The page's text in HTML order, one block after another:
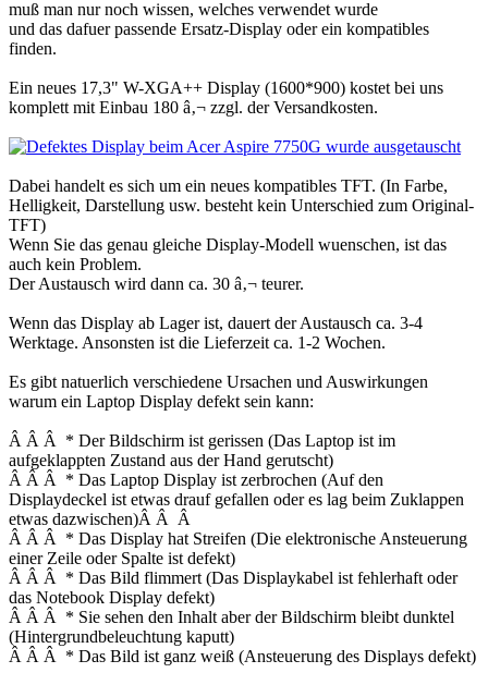
muß man nur noch wissen, welches verwendet wurde
und das dafuer passende Ersatz-Display oder ein kompatibles
finden.
Ein neues 17,3" W-XGA++ Display (1600*900) kostet bei uns
komplett mit Einbau 180 â‚¬ zzgl. der Versandkosten.
Dabei handelt es sich um ein neues kompatibles TFT. (In Farbe,
Helligkeit, Darstellung usw. besteht kein Unterschied zum Original-
TFT)
Wenn Sie das genau gleiche Display-Modell wuenschen, ist das
auch kein Problem.
Der Austausch wird dann ca. 30 â‚¬ teurer.
Wenn das Display ab Lager ist, dauert der Austausch ca. 3-4
Werktage. Ansonsten ist die Lieferzeit ca. 1-2 Wochen.
Es gibt natuerlich verschiedene Ursachen und Auswirkungen
warum ein Laptop Display defekt sein kann:
Â Â Â * Der Bildschirm ist gerissen (Das Laptop ist im
aufgeklappten Zustand aus der Hand gerutscht)
Â Â Â * Das Laptop Display ist zerbrochen (Auf den
Displaydeckel ist etwas drauf gefallen oder es lag beim Zuklappen
etwas dazwischen)Â Â Â
Â Â Â * Das Display hat Streifen (Die elektronische Ansteuerung
einer Zeile oder Spalte ist defekt)
Â Â Â * Das Bild flimmert (Das Displaykabel ist fehlerhaft oder
das Notebook Display defekt)
Â Â Â * Sie sehen den Inhalt aber der Bildschirm bleibt dunktel
(Hintergrundbeleuchtung kaputt)
Â Â Â * Das Bild ist ganz weiß (Ansteuerung des Displays defekt)